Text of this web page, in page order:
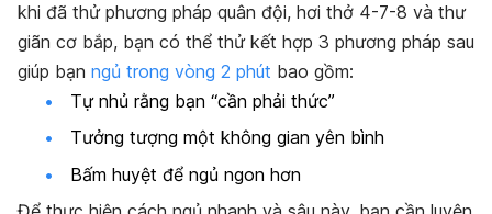
khi đã thử phương pháp quân đội, hơi thở 4-7-8 và thư
giãn cơ bắp, bạn có thể thử kết hợp 3 phương pháp sau
giúp bạn ngủ trong vòng 2 phút bao gồm:
Tự nhủ rằng bạn “cần phải thức”
Tưởng tượng một không gian yên bình
Bấm huyệt để ngủ ngon hơn